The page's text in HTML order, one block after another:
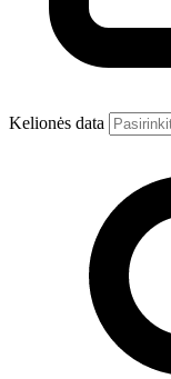
Kelionės data